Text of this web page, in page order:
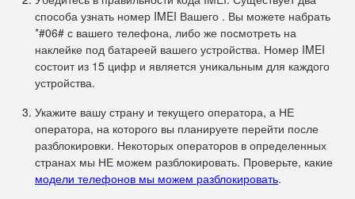
способа узнать номер IMEI Вашего . Вы можете набрать
*#06# с вашего телефона, либо же посмотреть на
наклейке под батареей вашего устройства. Номер IMEI
состоит из 15 цифр и является уникальным для каждого
устройства.
Укажите вашу страну и текущего оператора, а НЕ
оператора, на которого вы планируете перейти после
разблокировки. Некоторых операторов в определенных
странах мы НЕ можем разблокировать. Проверьте, какие
модели телефонов мы можем разблокировать.